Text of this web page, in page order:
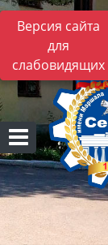
Версия сайта
для
слабовидящих